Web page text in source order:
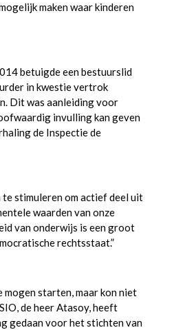
maken waar kinderen
betuigde een bestuurslid
in kwestie vertrok
Dit was aanleiding voor
invulling kan geven
de Inspectie de
te stimuleren om actief deel uit
waarden van onze
van onderwijs is een groot
rechtsstaat.”
mogen starten, maar kon niet
de heer Atasoy, heeft
gedaan voor het stichten van